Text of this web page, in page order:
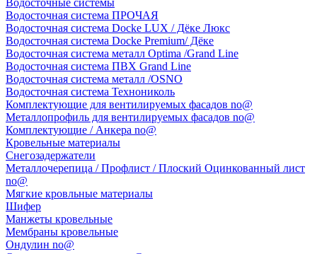
Водосточные системы
Водосточная система ПРОЧАЯ
Водосточная система Docke LUX / Дёке Люкс
Водосточная система Docke Premium/ Дёке
Водосточная система металл Optima /Grand Line
Водосточная система ПВХ Grand Line
Водосточная система металл /OSNO
Водосточная система Технониколь
Комплектующие для вентилируемых фасадов no@
Металлопрофиль для вентилируемых фасадов no@
Комплектующие / Анкера no@
Кровельные материалы
Снегозадержатели
Металлочерепица / Профлист / Плоский Оцинкованный лист
no@
Мягкие кровльные материалы
Шифер
Манжеты кровельные
Мембраны кровельные
Ондулин no@